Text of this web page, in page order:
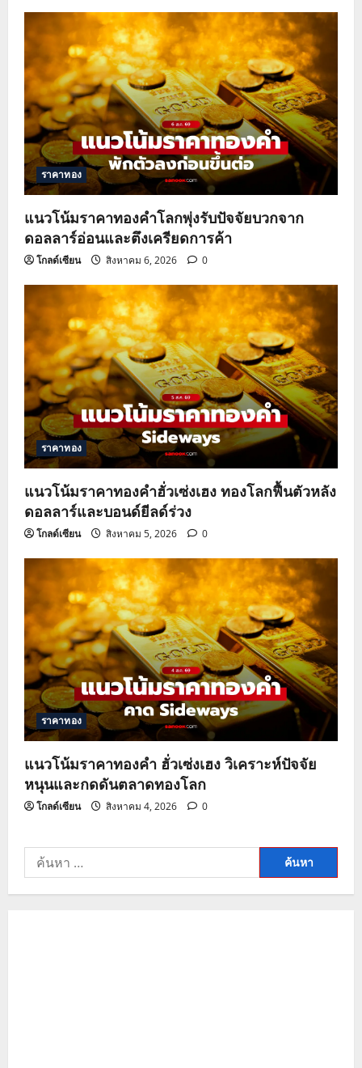
v
i
g
a
t
i
o
n
ราคาทอง
แนวโน้มราคาทองคำโลกพุ่งรับปัจจัยบวกจาก
ดอลลาร์อ่อนและตึงเครียดการค้า
โกลด์เซียน สิงหาคม 6, 2026 0
ราคาทอง
แนวโน้มราคาทองคำฮั่วเซ่งเฮง ทองโลกฟื้นตัวหลัง
ดอลลาร์และบอนด์ยีลด์ร่วง
โกลด์เซียน สิงหาคม 5, 2026 0
ราคาทอง
แนวโน้มราคาทองคำ ฮั่วเซ่งเฮง วิเคราะห์ปัจจัย
หนุนและกดดันตลาดทองโลก
โกลด์เซียน สิงหาคม 4, 2026 0
ค้นหา
สำหรับ: